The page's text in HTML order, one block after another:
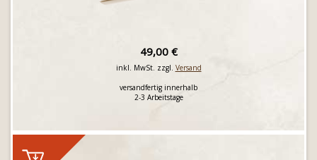
49,00 €
inkl. MwSt. zzgl. Versand
versandfertig innerhalb
2-3 Arbeitstage